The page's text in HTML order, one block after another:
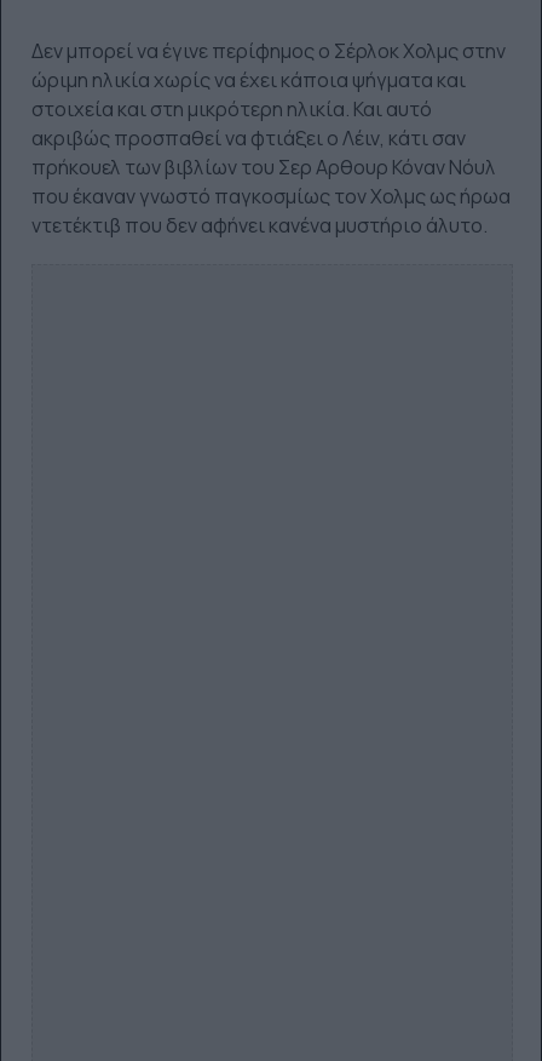
Δεν μπορεί να έγινε περίφημος ο Σέρλοκ Χολμς στην
ώριμη ηλικία χωρίς να έχει κάποια ψήγματα και
στοιχεία και στη μικρότερη ηλικία. Και αυτό
ακριβώς προσπαθεί να φτιάξει ο Λέιν, κάτι σαν
πρήκουελ των βιβλίων του Σερ Αρθουρ Κόναν Νόυλ
που έκαναν γνωστό παγκοσμίως τον Χολμς ως ήρωα
ντετέκτιβ που δεν αφήνει κανένα μυστήριο άλυτο.